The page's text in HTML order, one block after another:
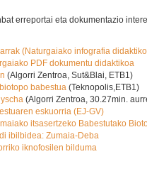
erreportai eta dokumentazio
(Naturgaiako infografia
PDF dokumentu didaktikoa
(Algorri Zentroa, Sut&Blai, ETB1)
babestua (Teknopolis,ETB1)
(Algorri Zentroa, 30.27min.
eskuorria (EJ-GV)
itsasertzeko Babestutako
ibilbidea: Zumaia-Deba
iknofosilen bilduma